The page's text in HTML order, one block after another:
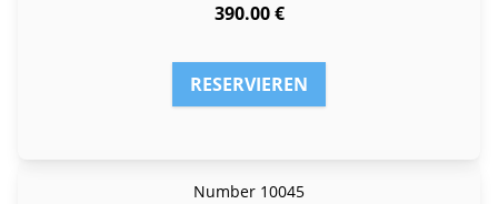
390.00 €
RESERVIEREN
Number 10045